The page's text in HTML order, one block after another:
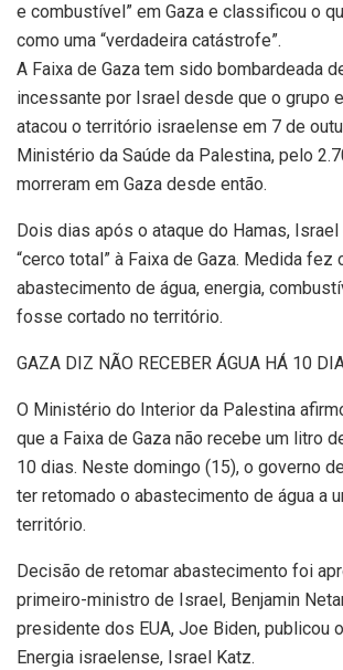
e combustível” em Gaza e classificou o
como uma “verdadeira catástrofe”.
A Faixa de Gaza tem sido bombardeada
incessante por Israel desde que o grupo
atacou o território israelense em 7 de
Ministério da Saúde da Palestina, pelo
morreram em Gaza desde então.
Dois dias após o ataque do Hamas, Israel
“cerco total” à Faixa de Gaza. Medida fez
abastecimento de água, energia,
fosse cortado no território.
GAZA DIZ NÃO RECEBER ÁGUA HÁ 10
O Ministério do Interior da Palestina
que a Faixa de Gaza não recebe um litro
10 dias. Neste domingo (15), o governo
ter retomado o abastecimento de água a
território.
Decisão de retomar abastecimento foi
primeiro-ministro de Israel, Benjamin
presidente dos EUA, Joe Biden, publicou
Energia israelense, Israel Katz.